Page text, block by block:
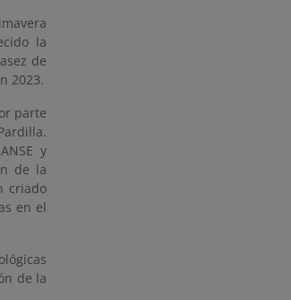
la
de
2023.
parte
y
de la
criado
en el
de la